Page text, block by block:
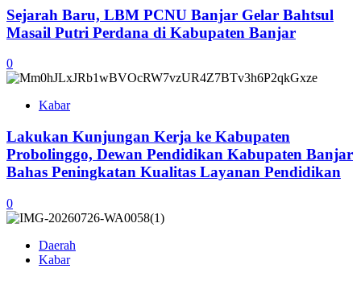
Sejarah Baru, LBM PCNU Banjar Gelar Bahtsul
Masail Putri Perdana di Kabupaten Banjar
0
Kabar
Lakukan Kunjungan Kerja ke Kabupaten
Probolinggo, Dewan Pendidikan Kabupaten Banjar
Bahas Peningkatan Kualitas Layanan Pendidikan
0
Daerah
Kabar